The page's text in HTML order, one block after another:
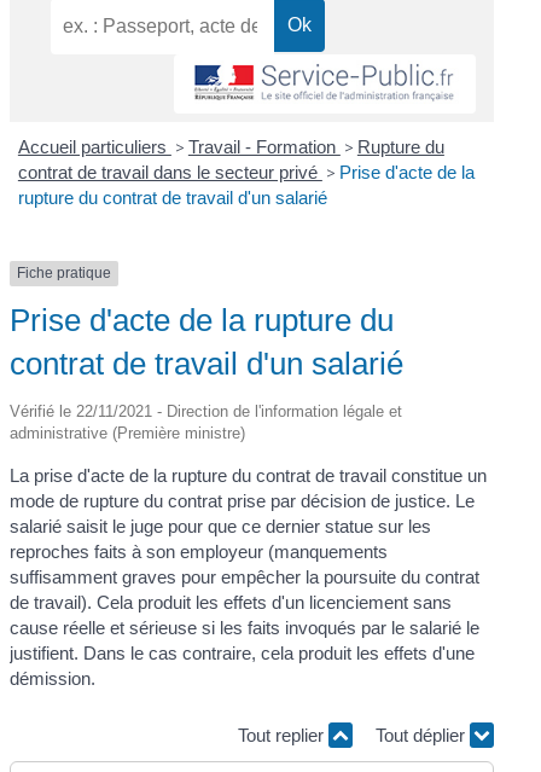
Accueil particuliers > Travail - Formation > Rupture du
contrat de travail dans le secteur privé > Prise d'acte de la
rupture du contrat de travail d'un salarié
Fiche pratique
Prise d'acte de la rupture du
contrat de travail d'un salarié
Vérifié le 22/11/2021 - Direction de l'information légale et
administrative (Première ministre)
La prise d'acte de la rupture du contrat de travail constitue un
mode de rupture du contrat prise par décision de justice. Le
salarié saisit le juge pour que ce dernier statue sur les
reproches faits à son employeur (manquements
suffisamment graves pour empêcher la poursuite du contrat
de travail). Cela produit les effets d'un licenciement sans
cause réelle et sérieuse si les faits invoqués par le salarié le
justifient. Dans le cas contraire, cela produit les effets d'une
démission.
Tout replier Tout déplier